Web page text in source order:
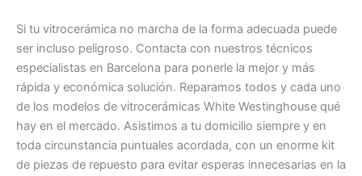
Si tu vitrocerámica no marcha de la forma adecuada puede
ser incluso peligroso. Contacta con nuestros técnicos
especialistas en Barcelona para ponerle la mejor y más
rápida y económica solución. Reparamos todos y cada uno
de los modelos de vitrocerámicas White Westinghouse qué
hay en el mercado. Asistimos a tu domicilio siempre y en
toda circunstancia puntuales acordada, con un enorme kit
de piezas de repuesto para evitar esperas innecesarias en la